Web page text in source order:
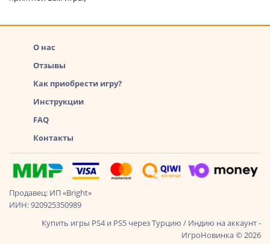
О нас
Отзывы
Как приобрести игру?
Инструкции
FAQ
Контакты
Продавец: ИП «Bright»
ИИН: 920925350989
Купить игры PS4 и PS5 через Турцию / Индию на аккаунт -
ИгроНовинка © 2026